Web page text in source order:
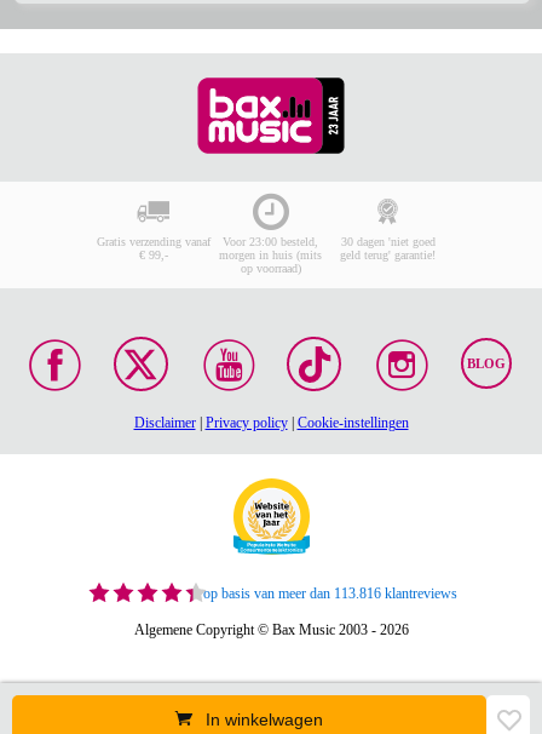
In winkelwagen
Gratis verzending vanaf
€ 99,-
Voor 23:00 besteld,
morgen in huis (mits
op voorraad)
30 dagen 'niet goed
geld terug' garantie!
BLOG
Disclaimer| Privacy policy| Cookie-instellingen
op basis van meer dan 113.816 klantreviews
Algemene Copyright © Bax Music 2003 - 2026